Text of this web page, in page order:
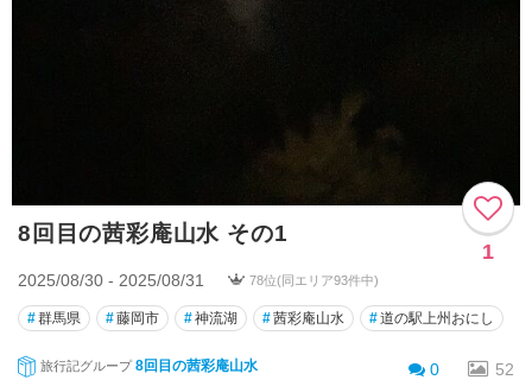
8回目の茜彩庵山水 その1
1
2025/08/30 - 2025/08/31 78位(同エリア93件中)
#群馬県 #藤岡市 #神流湖 #茜彩庵山水 #道の駅上州おにし
旅行記グループ 8回目の茜彩庵山水 0 52